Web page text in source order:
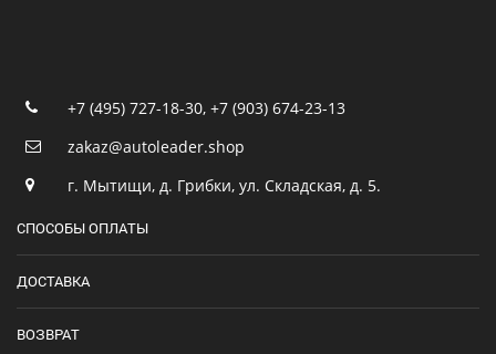
+7 (495) 727-18-30, +7 (903) 674-23-13
zakaz@autoleader.shop
г. Мытищи, д. Грибки, ул. Складская, д. 5.
СПОСОБЫ ОПЛАТЫ
ДОСТАВКА
ВОЗВРАТ